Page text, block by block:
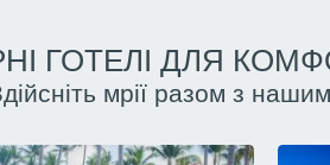
ГОТЕЛІ ДЛЯ
мрії разом з